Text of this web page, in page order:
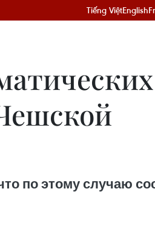
Tiếng ViệtEnglish
по этому случаю